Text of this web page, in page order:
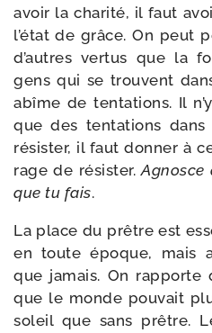
avoir la cha­ri­té, il faut
l’é­tat de grâce. On peut
d’autres ver­tus que la
gens qui se trouvent
abîme de ten­ta­tions. Il
que des ten­ta­tions
résis­ter, il faut don­ner à
rage de résis­ter.Agnosce
que tu fais.
La place du prêtre est
en toute époque, mais
que jamais. On
que le monde pou­vait
soleil que sans prêtre.